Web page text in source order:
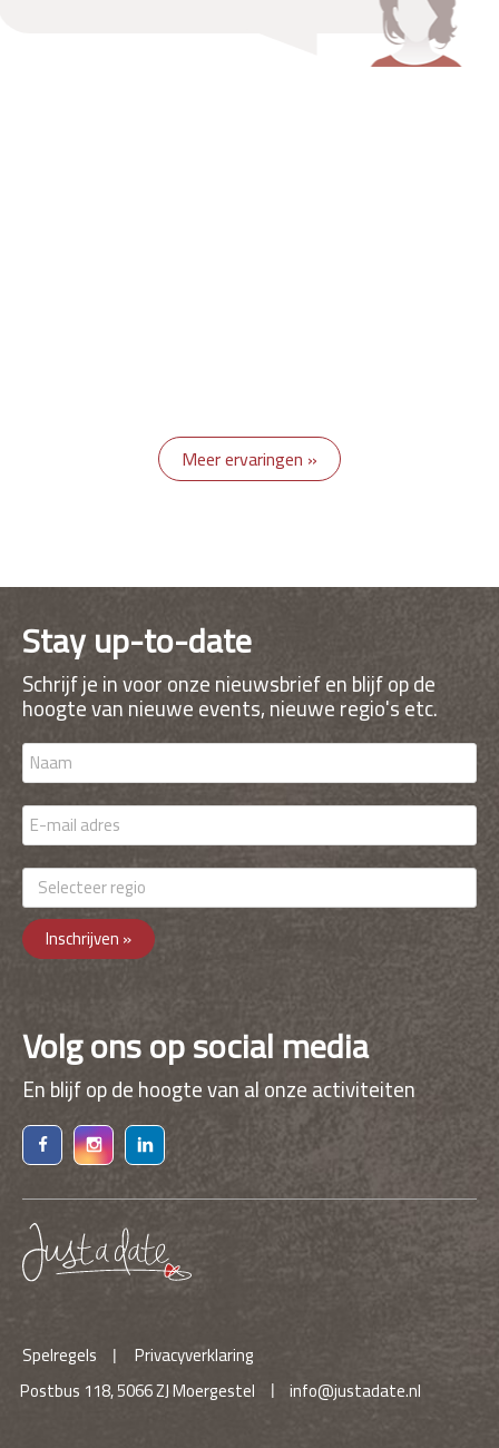
Meer ervaringen »
Stay up-to-date
Schrijf je in voor onze nieuwsbrief en blijf op de
hoogte van nieuwe events, nieuwe regio's etc.
Inschrijven »
Volg ons op social media
En blijf op de hoogte van al onze activiteiten
Spelregels
Privacyverklaring
Postbus 118, 5066 ZJ Moergestel
info@justadate.nl